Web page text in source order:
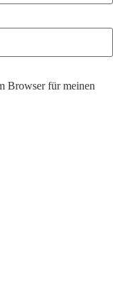
Browser für meinen